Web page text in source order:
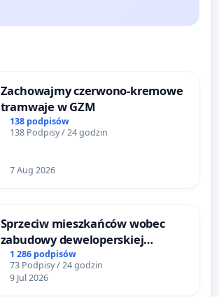
Zachowajmy czerwono-kremowe
tramwaje w GZM
138 podpisów
138 Podpisy / 24 godzin
7 Aug 2026
Sprzeciw mieszkańców wobec
zabudowy deweloperskiej
terenow zielonych w rejonie
Bulwarów Straceńskich w
Bielsku-Białej
1 286 podpisów
73 Podpisy / 24 godzin
9 Jul 2026